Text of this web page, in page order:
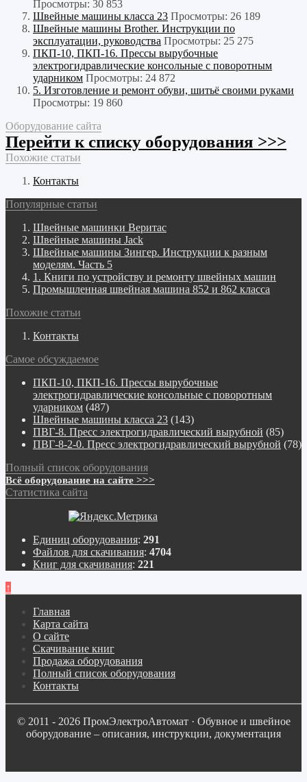
Просмотры: 30 853
Швейные машины класса 23 Просмотры: 26 189
Швейные машины Brother. Инструкции по
эксплуатации, руководства Просмотры: 25 275
ПКП-10, ПКП-16. Прессы вырубочные
электрогидравлические консольные с поворотным
ударником Просмотры: 24 872
5. Изготовление и ремонт обуви, шитьё своими руками
Просмотры: 19 860
Оборудование сайта
Перейти к списку оборудования >>>
Похожие статьи
Контакты
Популярные статьи
Швейные машинки Веритас
Швейные машины Jack
Швейные машины Зингер. Инструкции к разным
моделям. Часть 5
1. Книги по устройству и ремонту швейных машин
Промышленная швейная машина 852 и 862 класса
Похожие статьи
Контакты
Самое обсуждаемое
ПКП-10, ПКП-16. Прессы вырубочные
электрогидравлические консольные с поворотным
ударником (487)
Швейные машины класса 23 (143)
ПВГ-8. Пресс электрогидравлический вырубной (85)
ПВГ-8-2-0. Пресс электрогидравлический вырубной (78)
Полный список оборудования
Всё оборудование на сайте >>>
Статистика сайта
Единиц оборудования: 291
Файлов для скачивания: 4704
Книг для скачивания: 221
↑
Главная
Карта сайта
О сайте
Скачивание книг
Продажа оборудования
Полный список оборудования
Контакты
© 2011 - 2026 ПромЭлектроАвтомат · Обувное и швейное
оборудование – описания, инструкции, документация